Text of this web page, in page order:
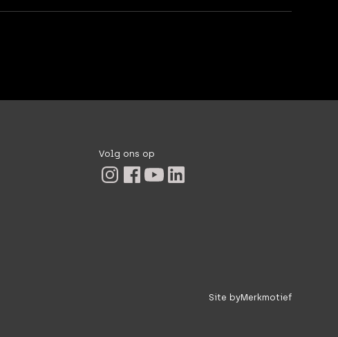
Volg ons op
Site byMerkmotief